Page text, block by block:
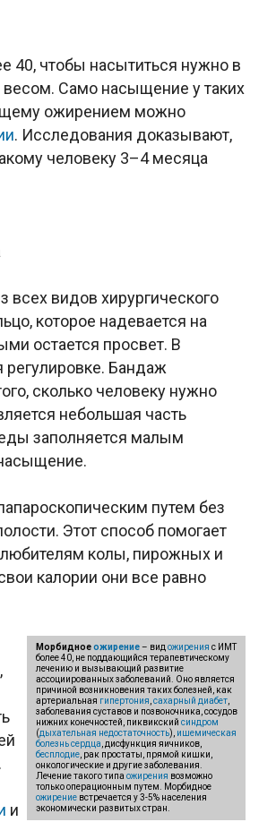
40, чтобы насытиться нужно в
Само насыщение у таких
ожирением можно
. Исследования доказывают,
человеку 3–4 месяца
всех видов хирургического
которое надевается на
остается просвет. В
Бандаж
сколько человеку нужно
небольшая часть
заполняется малым
путем без
Этот способ помогает
любителям колы, пирожных и
калории они все равно
Морбидноеожирение– видожирения с ИМТ
более 40, не поддающийся терапевтическому
лечению и вызывающий развитие
ассоциированных заболеваний. Оно является
причиной возникновения таких болезней, как
артериальная гипертония ,сахарный диабет
заболевания суставов и позвоночника, сосудов
нижних конечностей, пиквикскийсиндром
(дыхательная недостаточность), ишемическая
болезнь сердца , дисфункция яичников,
бесплодие , рак простаты, прямой кишки,
онкологические и другие заболевания.
Лечение такого типаожирения возможно
только операционным путем. Морбидное
ожирение встречается у 3-5% населения
экономически развитых стран.
и